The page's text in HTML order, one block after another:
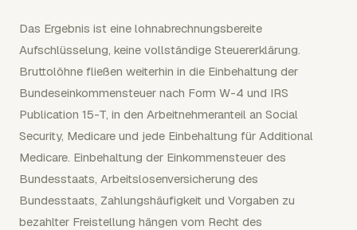
Das Ergebnis ist eine lohnabrechnungsbereite
Aufschlüsselung, keine vollständige Steuererklärung.
Bruttolöhne fließen weiterhin in die Einbehaltung der
Bundeseinkommensteuer nach Form W-4 und IRS
Publication 15-T, in den Arbeitnehmeranteil an Social
Security, Medicare und jede Einbehaltung für Additional
Medicare. Einbehaltung der Einkommensteuer des
Bundesstaats, Arbeitslosenversicherung des
Bundesstaats, Zahlungshäufigkeit und Vorgaben zu
bezahlter Freistellung hängen vom Recht des